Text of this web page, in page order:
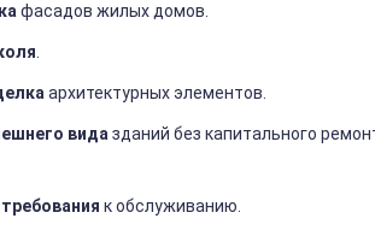
фасадов жилыхдомов.
.
архитектурныхэлементов.
видазданий без капитального
требования кобслуживанию.